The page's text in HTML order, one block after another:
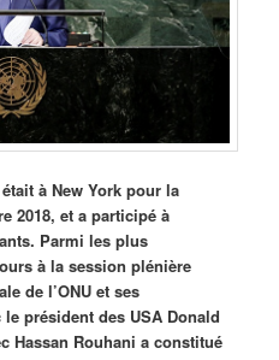
à New York pour la
2018, et a participé à
Parmi les plus
à la session plénière
de l’ONU et ses
président des USA Donald
Hassan Rouhani a constitué